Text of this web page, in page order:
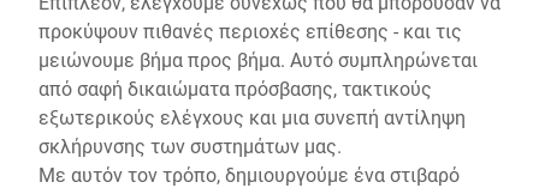
προκύψουν πιθανές περιοχές επίθεσης - και τις
μειώνουμε βήμα προς βήμα. Αυτό συμπληρώνεται
από σαφή δικαιώματα πρόσβασης, τακτικούς
εξωτερικούς ελέγχους και μια συνεπή αντίληψη
σκλήρυνσης των συστημάτων μας.
Με αυτόν τον τρόπο, δημιουργούμε ένα στιβαρό